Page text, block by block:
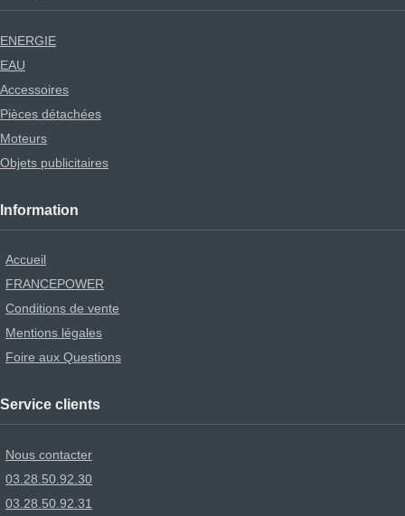
ENERGIE
EAU
Accessoires
Pièces détachées
Moteurs
Objets publicitaires
Information
Accueil
FRANCEPOWER
Conditions de vente
Mentions légales
Foire aux Questions
Service clients
Nous contacter
03.28.50.92.30
03.28.50.92.31